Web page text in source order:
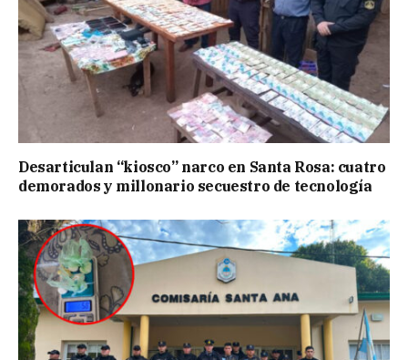
Desarticulan “kiosco” narco en Santa Rosa: cuatro
demorados y millonario secuestro de tecnología